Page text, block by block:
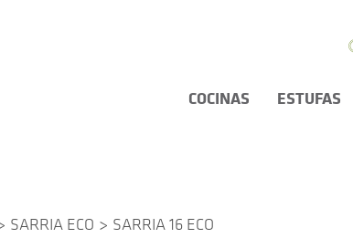
COCINAS ESTUFAS
SARRIA ECO SARRIA 16 ECO